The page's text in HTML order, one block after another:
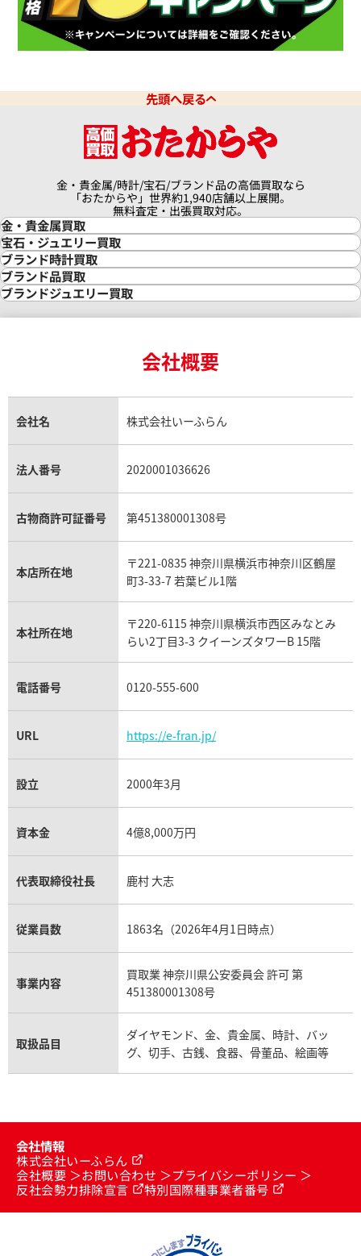
先頭へ戻る
金・貴金属/時計/宝石/ブランド品の高価買取なら
「おたからや」世界約1,940店舗以上展開。
無料査定・出張買取対応。
金・貴金属買取
金買取
金の相場価格情報
金の参考買取価格一覧
インゴット買取
インゴットの相場価格情報
24金買取
金貨買取
貴金属買取
銀・シルバー買取
パラジウム買取
宝石・ジュエリー買取
宝石・ジュエリー買取
ダイヤモンド買取
ダイヤモンド・宝石の参考価格一覧
リング・結婚指輪買取
エメラルド買取
トパーズ買取
タンザナイト買取
キャッツアイ買取
アクアマリン買取
ブランド時計買取
時計買取
ロレックス買取
ロレックス デイトナ買取
ロレックス サブマリーナー買取
ロレックス エクスプローラー買取
ロレックス デイトジャスト買取
パテック フィリップノーチラス買取
ヴァシュロン・コンスタンタン買取
オメガ買取
カルティエ買取
フランク ミュラー買取
リシャール・ミル買取
パネライ買取
チューダー（チュードル）買取
ブランド品買取
ブランド買取
シャネル マトラッセ買取
セリーヌ買取
プラダ買取
ブランドジュエリー買取
ヴァンクリーフ＆アーペル買取
ショーメ買取
ダミアーニ買取
モーブッサン買取
会社概要
会社名 株式会社いーふらん
法人番号 2020001036626
古物商許可証番号 第451380001308号
本店所在地
〒221-0835 神奈川県横浜市神奈川区鶴屋
町3-33-7 若葉ビル1階
本社所在地
〒220-6115 神奈川県横浜市西区みなとみ
らい2丁目3-3 クイーンズタワーB 15階
電話番号 0120-555-600
URL https://e-fran.jp/
設立 2000年3月
資本金 4億8,000万円
代表取締役社長 鹿村 大志
従業員数 1863名（2026年4月1日時点）
事業内容
買取業 神奈川県公安委員会 許可 第
451380001308号
取扱品目
ダイヤモンド、金、貴金属、時計、バッ
グ、切手、古銭、食器、骨董品、絵画等
会社情報
株式会社いーふらん
会社概要
お問い合わせ
プライバシーポリシー
反社会勢力排除宣言
特別国際種事業者番号